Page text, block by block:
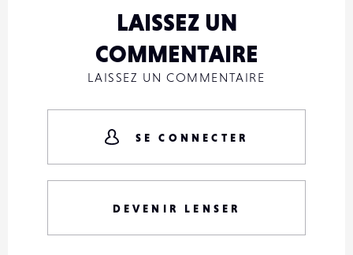
LAISSEZ UN
COMMENTAIRE
LAISSEZ UN COMMENTAIRE
SE CONNECTER
DEVENIR LENSER